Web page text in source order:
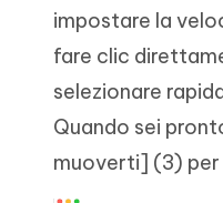
impostare la
fare clic
selezionare
Quando sei
muoverti] (3) per